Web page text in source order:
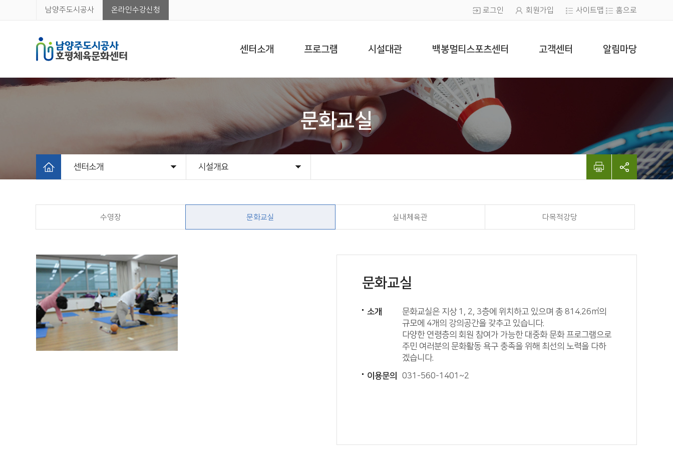
남양주도시공사 온라인수강신청 로그인 회원가입 사이트맵 홈으로
센터소개 프로그램 시설대관 백봉멀티스포츠센터 고객센터 알림마당
문화교실
센터소개 시설개요
수영장 문화교실 실내체육관 다목적강당
문화교실
소개
문화교실은 지상 1, 2, 3층에 위치하고 있으며 총 814.26㎡의
규모에 4개의 강의공간을 갖추고 있습니다.
다양한 연령층의 회원 참여가 가능한 대중화 문화 프로그램으로
주민 여러분의 문화활동 욕구 충족을 위해 최선의 노력을 다하
겠습니다.
이용문의
031-560-1401~2